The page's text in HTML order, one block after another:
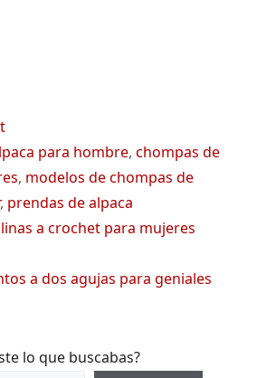
para hombre, chompas de
, modelos de chompas de
, prendas de alpaca
a crochet para mujeres
a dos agujas para geniales
lo que buscabas?